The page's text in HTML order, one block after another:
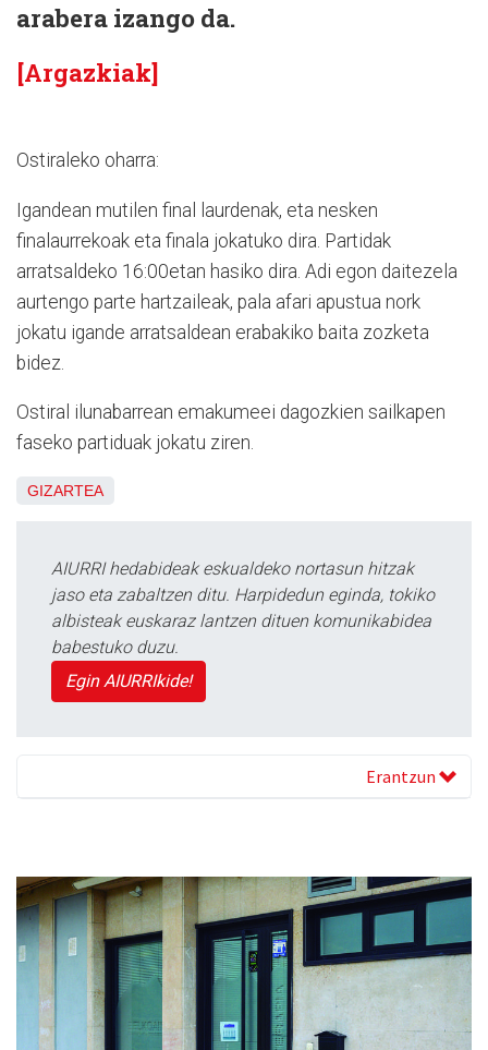
arabera izango da.
[Argazkiak]
Ostiraleko oharra:
Igandean mutilen final laurdenak, eta nesken
finalaurrekoak eta finala jokatuko dira. Partidak
arratsaldeko 16:00etan hasiko dira. Adi egon daitezela
aurtengo parte hartzaileak, pala afari apustua nork
jokatu igande arratsaldean erabakiko baita zozketa
bidez.
Ostiral ilunabarrean emakumeei dagozkien sailkapen
faseko partiduak jokatu ziren.
GIZARTEA
AIURRI hedabideak eskualdeko nortasun hitzak
jaso eta zabaltzen ditu. Harpidedun eginda, tokiko
albisteak euskaraz lantzen dituen komunikabidea
babestuko duzu.
Egin AIURRIkide!
Erantzun